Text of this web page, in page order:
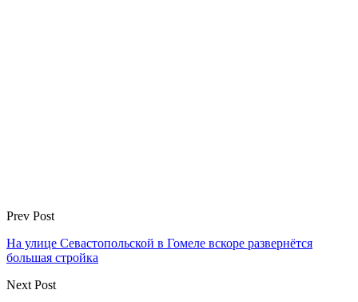
Prev Post
На улице Севастопольской в Гомеле вскоре развернётся
большая стройка
Next Post